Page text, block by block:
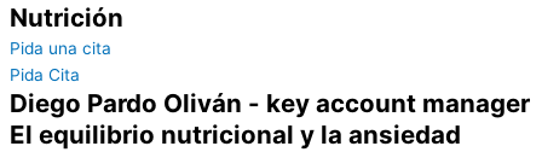
Nutrición
Pida una cita
Pida Cita
Diego Pardo Oliván - key account manager
El equilibrio nutricional y la ansiedad